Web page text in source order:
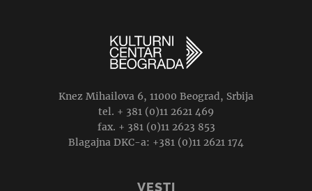
Knez Mihailova 6, 11000 Beograd, Srbija
tel. + 381 (0)11 2621 469
fax. + 381 (0)11 2623 853
Blagajna DKC-a: +381 (0)11 2621 174
VESTI